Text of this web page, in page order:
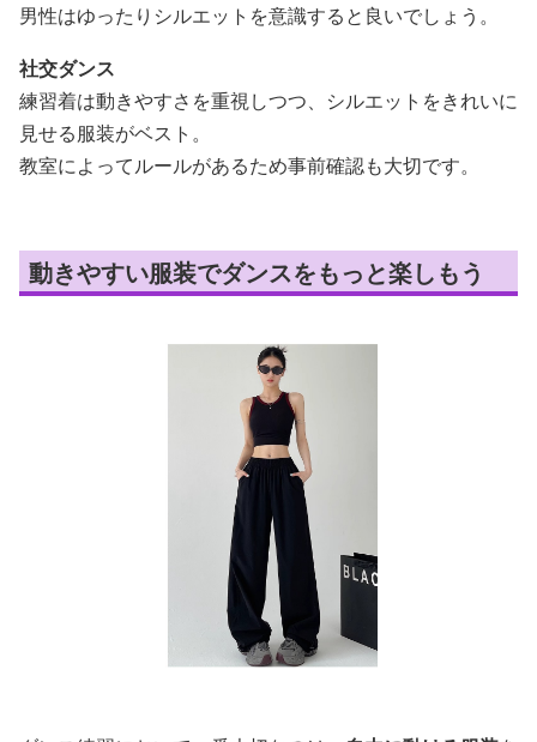
男性はゆったりシルエットを意識すると良いでしょう。
社交ダンス
練習着は動きやすさを重視しつつ、シルエットをきれいに
見せる服装がベスト。
教室によってルールがあるため事前確認も大切です。
動きやすい服装でダンスをもっと楽しもう